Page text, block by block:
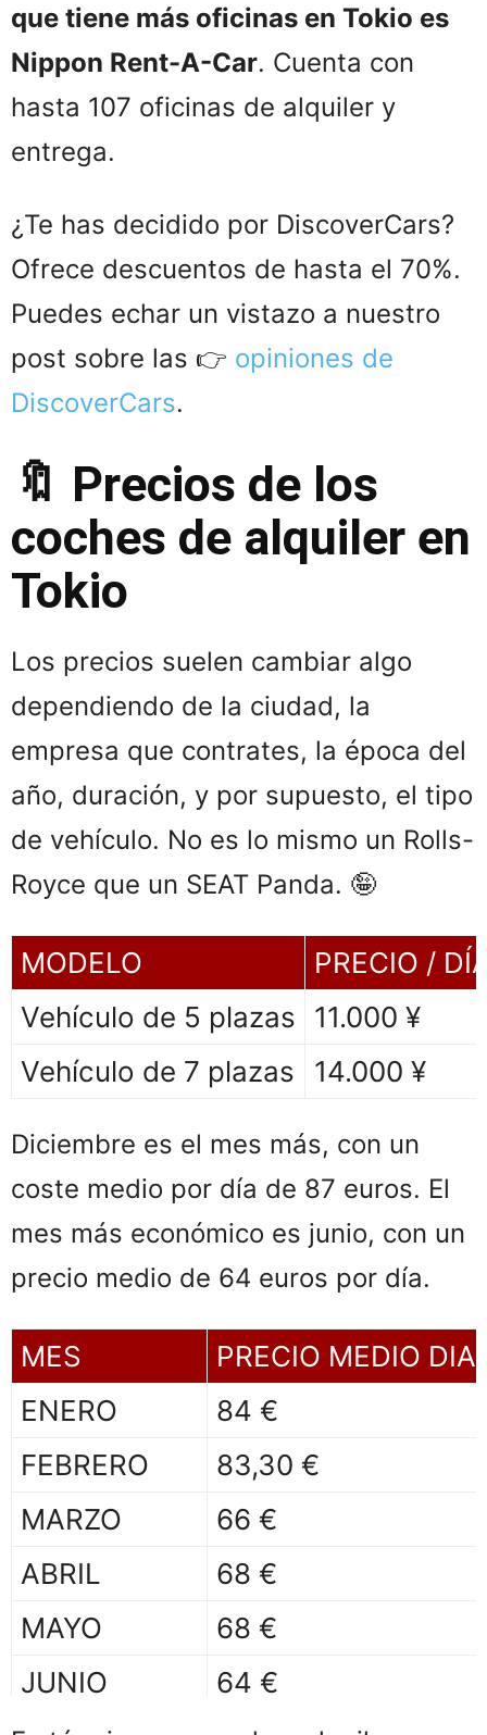
que tiene más oficinas en Tokio es
Nippon Rent-A-Car. Cuenta con
hasta 107 oficinas de alquiler y
entrega.
¿Te has decidido por DiscoverCars?
Ofrece descuentos de hasta el 70%.
Puedes echar un vistazo a nuestro
post sobre las 👉 opiniones de
DiscoverCars.
🔖 Precios de los
coches de alquiler en
Tokio
Los precios suelen cambiar algo
dependiendo de la ciudad, la
empresa que contrates, la época del
año, duración, y por supuesto, el tipo
de vehículo. No es lo mismo un Rolls-
Royce que un SEAT Panda. 🤪
MODELO
PRECIO /
Vehículo de 5 plazas
11.000 ¥
Vehículo de 7 plazas
14.000 ¥
Diciembre es el mes más, con un
coste medio por día de 87 euros. El
mes más económico es junio, con un
precio medio de 64 euros por día.
MES
PRECIO MEDIO
ENERO
84 €
FEBRERO
83,30 €
MARZO
66 €
ABRIL
68 €
MAYO
68 €
JUNIO
64 €